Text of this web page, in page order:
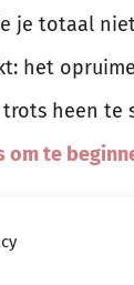
je totaal
het
heen
om te